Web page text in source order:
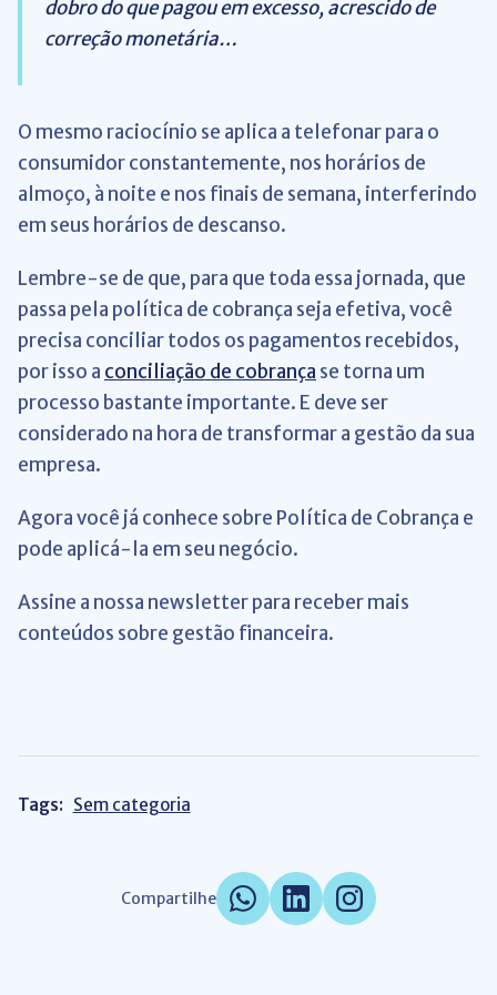
dobro do que pagou em excesso, acrescido de
correção monetária…
O mesmo raciocínio se aplica a telefonar para o
consumidor constantemente, nos horários de
almoço, à noite e nos finais de semana, interferindo
em seus horários de descanso.
Lembre-se de que, para que toda essa jornada, que
passa pela política de cobrança seja efetiva, você
precisa conciliar todos os pagamentos recebidos,
por isso a conciliação de cobrança se torna um
processo bastante importante. E deve ser
considerado na hora de transformar a gestão da sua
empresa.
Agora você já conhece sobre Política de Cobrança e
pode aplicá-la em seu negócio.
Assine a nossa newsletter para receber mais
conteúdos sobre gestão financeira.
Tags: Sem categoria
Compartilhe